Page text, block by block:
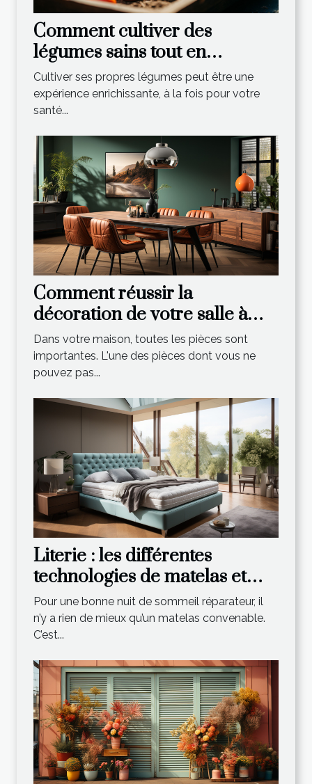
Comment cultiver des
légumes sains tout en
économisant de l'argent
Cultiver ses propres légumes peut être une
expérience enrichissante, à la fois pour votre
santé...
Comment réussir la
décoration de votre salle à
manger ?
Dans votre maison, toutes les pièces sont
importantes. L'une des pièces dont vous ne
pouvez pas...
Literie : les différentes
technologies de matelas et
leurs spécificités
Pour une bonne nuit de sommeil réparateur, il
n’y a rien de mieux qu’un matelas convenable.
C’est...